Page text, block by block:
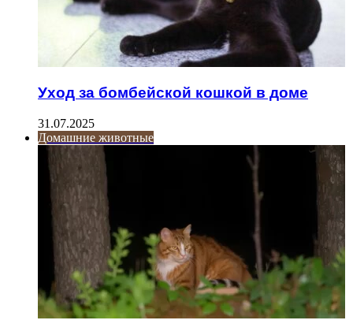
Уход за бомбейской кошкой в доме
31.07.2025
Домашние животные